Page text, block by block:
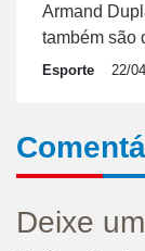
Armand
também são
Esporte 22/
Deixe